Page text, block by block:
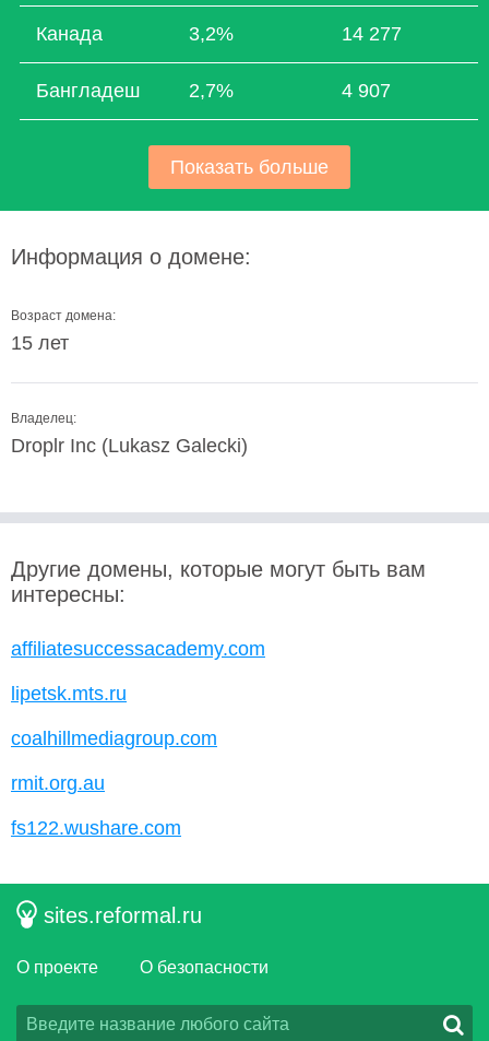
Канада 3,2% 14 277
Бангладеш 2,7% 4 907
Показать больше
Информация о домене:
Возраст домена:
15 лет
Владелец:
Droplr Inc (Lukasz Galecki)
Другие домены, которые могут быть вам
интересны:
affiliatesuccessacademy.com
lipetsk.mts.ru
coalhillmediagroup.com
rmit.org.au
fs122.wushare.com
sites.reformal.ru
О проекте О безопасности